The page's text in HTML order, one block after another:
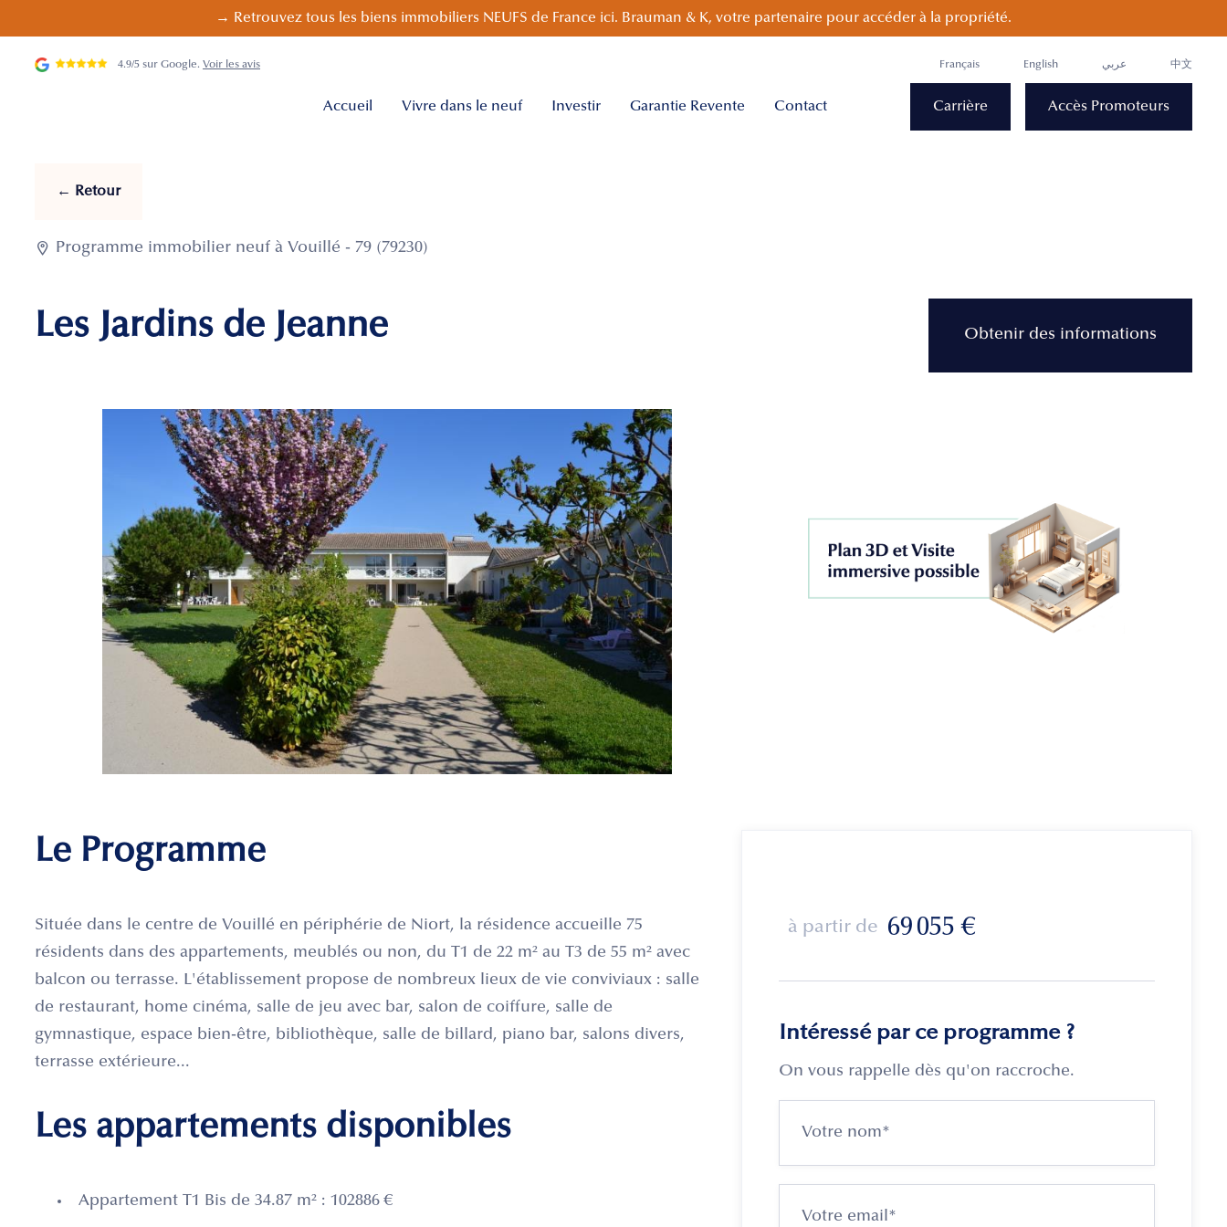
→ Retrouvez tous les biens immobiliers NEUFS de France ici. Brauman & K, votre partenaire pour accéder à la propriété.
4.9/5 sur Google. Voir les avis Français English عربي 中文
Accueil Vivre dans le neuf Investir Garantie Revente Contact Carrière Accès Promoteurs
← Retour
 Programme immobilier neuf à Vouillé - 79 (79230)
Les Jardins de Jeanne Obtenir des informations
Le Programme
Située dans le centre de Vouillé en périphérie de Niort, la résidence accueille 75
résidents dans des appartements, meublés ou non, du T1 de 22 m² au T3 de 55 m² avec
balcon ou terrasse. L'établissement propose de nombreux lieux de vie conviviaux : salle
de restaurant, home cinéma, salle de jeu avec bar, salon de coiffure, salle de
gymnastique, espace bien-être, bibliothèque, salle de billard, piano bar, salons divers,
terrasse extérieure...
Les appartements disponibles
Appartement T1 Bis de 34.87 m² : 102886 €
à partir de 69 055 €
Intéressé par ce programme ?
On vous rappelle dès qu'on raccroche.